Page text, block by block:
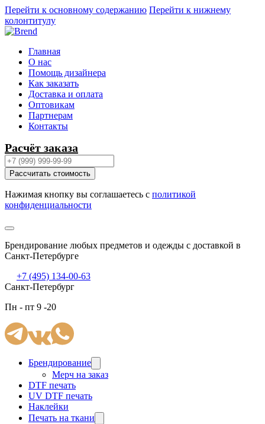
Перейти к основному содержанию Перейти к нижнему
колонтитулу
Главная
О нас
Помощь дизайнера
Как заказать
Доставка и оплата
Оптовикам
Партнерам
Контакты
Расчёт заказа
Рассчитать стоимость
Нажимая кнопку вы соглашаетесь с политикой
конфиденциальности
Брендирование любых предметов и одежды с доставкой в
Санкт-Петербурге
+7 (495) 134-00-63
Санкт-Петербург
Пн - пт 9 -20
Брендирование
Мерч на заказ
DTF печать
UV DTF печать
Наклейки
Печать на ткани